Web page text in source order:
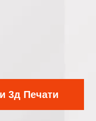
3д Печати